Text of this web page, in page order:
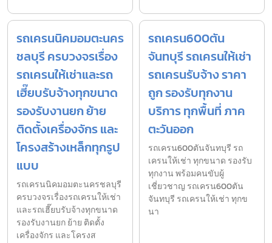
รถเครนนิคมอมตะนคร
ชลบุรี ครบวงจรเรื่อง
รถเครนให้เช่าและรถ
เฮี๊ยบรับจ้างทุกขนาด
รองรับงานยก ย้าย
ติดตั้งเครื่องจักร และ
โครงสร้างเหล็กทุกรูป
แบบ
รถเครนนิคมอมตะนครชลบุรี
ครบวงจรเรื่องรถเครนให้เช่า
และรถเฮี๊ยบรับจ้างทุกขนาด
รองรับงานยก ย้าย ติดตั้ง
เครื่องจักร และโครงส
รถเครน600ตัน
จันทบุรี รถเครนให้เช่า
รถเครนรับจ้าง ราคา
ถูก รองรับทุกงาน
บริการ ทุกพื้นที่ ภาค
ตะวันออก
รถเครน600ตันจันทบุรี รถ
เครนให้เช่า ทุกขนาด รองรับ
ทุกงาน พร้อมคนขับผู้
เชี่ยวชาญ รถเครน600ตัน
จันทบุรี รถเครนให้เช่า ทุกข
นา